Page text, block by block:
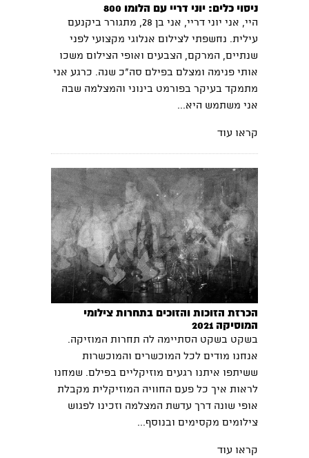
ניסוי כלים: יוני דריי עם הלומו 800
היי, אני יוני דריי, אני בן 28, מתגורר ביקנעם
עילית. נחשפתי לצילום אנלוגי מקצועי לפני
שנתיים, המרקם, הצבעים ואופי הצילום משכו
אותי פנימה ומצלם בפילם סה"כ שנה. כרגע אני
מתמקד בעיקר בפורמט בינוני והמצלמה שבה
אני משתמש היא...
קראו עוד
הכרזת הזוכות והזוכים בתחרות צילומי
המוסיקה 2021
בשקט בשקט הסתיימה לה תחרות המוזיקה.
אנחנו מודים לכל המוכשרים והמוכשרות
ששיתפו איתנו רגעים מוזיקליים בפילם. שמחנו
לראות איך כל פעם החוויה המוזיקלית מקבלת
אופי שונה דרך עדשת המצלמה וזכינו לפגוש
צילומים מקסימים ובנוסף...
קראו עוד